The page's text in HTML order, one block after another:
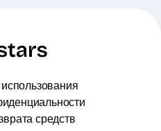
средств